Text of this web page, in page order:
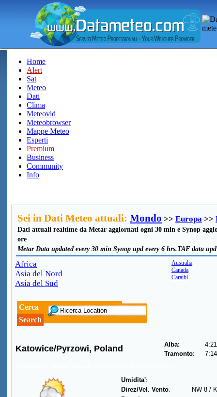
Home
Alert
Sat
Meteo
Dati
Clima
Meteovid
Meteobrowser
Mappe Meteo
Esperti
Premium
Business
Community
Info
Sei in Dati Meteo attuali: Mondo >> Europa >>
Dati attuali realtime da Metar aggiornati ogni 30 min e Synop
ore
Metar Data updated every 30 min Synop upd every 6 hrs.TAF data
Africa
Asia del Nord
Asia del Sud
Australia
Canada
Caraibi
Cerca
Search